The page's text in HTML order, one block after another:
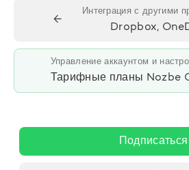
←
Интеграция с другими
Dropbox,
Управление аккаунтом и
Тарифные планы Nozbe
Подписаться